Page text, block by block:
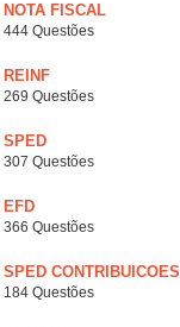
NOTA FISCAL
444 Questões
REINF
269 Questões
SPED
307 Questões
EFD
366 Questões
SPED CONTRIBUICOES
184 Questões